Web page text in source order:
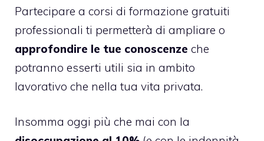
Partecipare a corsi di formazione gratuiti
professionali ti permetterà di ampliare o
approfondire le tue conoscenze che
potranno esserti utili sia in ambito
lavorativo che nella tua vita privata.
Insomma oggi più che mai con la